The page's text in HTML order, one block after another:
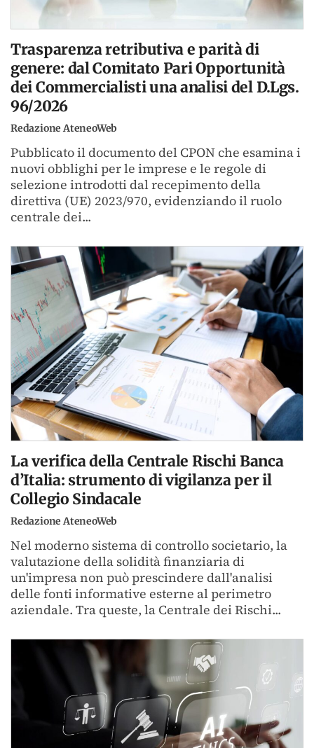
Trasparenza retributiva e parità di
genere: dal Comitato Pari Opportunità
dei Commercialisti una analisi del D.Lgs.
96/2026
Redazione AteneoWeb
Pubblicato il documento del CPON che esamina i
nuovi obblighi per le imprese e le regole di
selezione introdotti dal recepimento della
direttiva (UE) 2023/970, evidenziando il ruolo
centrale dei...
La verifica della Centrale Rischi Banca
d’Italia: strumento di vigilanza per il
Collegio Sindacale
Redazione AteneoWeb
Nel moderno sistema di controllo societario, la
valutazione della solidità finanziaria di
un'impresa non può prescindere dall'analisi
delle fonti informative esterne al perimetro
aziendale. Tra queste, la Centrale dei Rischi...